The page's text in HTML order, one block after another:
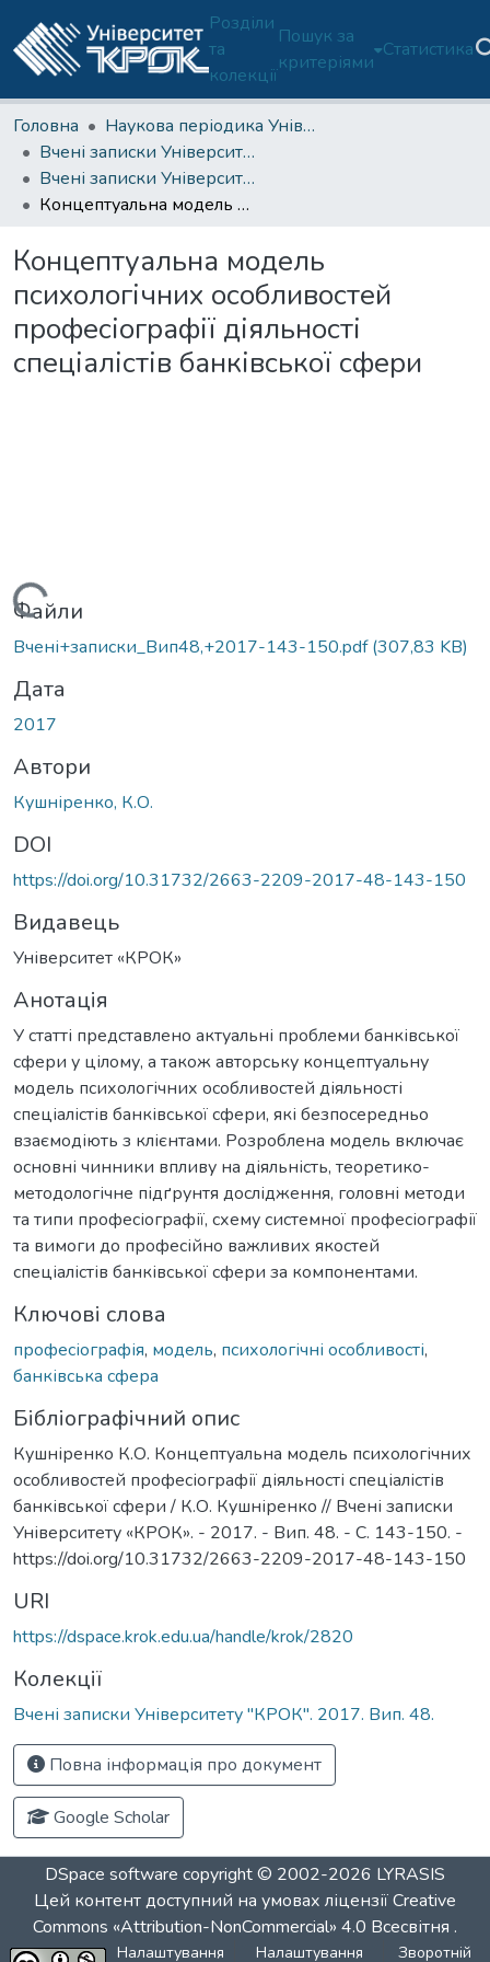
Розділи
та
колекції
Пошук за
критеріями
Статистика
Головна
Наукова періодика Університету
Вчені записки Університету "КРОК"
Вчені записки Університету "КРОК". 2017. Вип. 48.
Концептуальна модель психологічних особливостей професіографії діяльності спеціалістів банківської сфери
Концептуальна модель
психологічних особливостей
професіографії діяльності
спеціалістів банківської сфери
Вантажиться...
Файли
Вчені+записки_Вип48,+2017-143-150.pdf(307,83 KB)
Дата
2017
Автори
Кушніренко, К.О.
DOI
https://doi.org/10.31732/2663-2209-2017-48-143-150
Видавець
Університет «КРОК»
Анотація
У статті представлено актуальні проблеми банківської
сфери у цілому, а також авторську концептуальну
модель психологічних особливостей діяльності
спеціалістів банківської сфери, які безпосередньо
взаємодіють з клієнтами. Розроблена модель включає
основні чинники впливу на діяльність, теоретико-
методологічне підґрунтя дослідження, головні методи
та типи професіографії, схему системної професіографії
та вимоги до професійно важливих якостей
спеціалістів банківської сфери за компонентами.
Ключові слова
професіографія, модель, психологічні особливості,
банківська сфера
Бібліографічний опис
Кушніренко К.О. Концептуальна модель психологічних
особливостей професіографії діяльності спеціалістів
банківської сфери / К.О. Кушніренко // Вчені записки
Університету «КРОК». - 2017. - Вип. 48. - С. 143-150. -
https://doi.org/10.31732/2663-2209-2017-48-143-150
URI
https://dspace.krok.edu.ua/handle/krok/2820
Колекції
Вчені записки Університету "КРОК". 2017. Вип. 48.
Повна інформація про документ
Google Scholar
DSpace software copyright © 2002-2026 LYRASIS
Цей контент доступний на умовах ліцензіїCreative
Commons «Attribution-NonCommercial» 4.0 Всесвітня .
Налаштування Налаштування Зворотній